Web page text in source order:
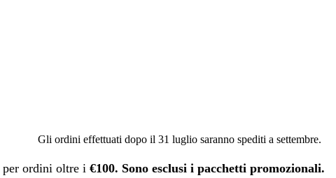
Gli ordini effettuati dopo il 31 luglio saranno spediti a settembre.
per ordini oltre i €100. Sono esclusi i pacchetti promozionali.